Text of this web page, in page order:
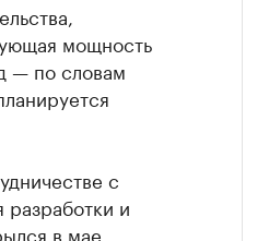
мощность
— по словам
с
и
в мае